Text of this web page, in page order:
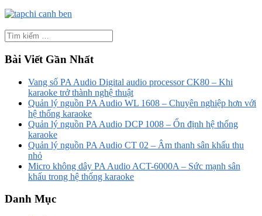
Bài Viết Gần Nhất
Vang số PA Audio Digital audio processor CK80 – Khi
karaoke trở thành nghệ thuật
Quản lý nguồn PA Audio WL 1608 – Chuyên nghiệp hơn với
hệ thống karaoke
Quản lý nguồn PA Audio DCP 1008 – Ổn định hệ thống
karaoke
Quản lý nguồn PA Audio CT 02 – Âm thanh sân khấu thu
nhỏ
Micro không dây PA Audio ACT-6000A – Sức mạnh sân
khấu trong hệ thống karaoke
Danh Mục